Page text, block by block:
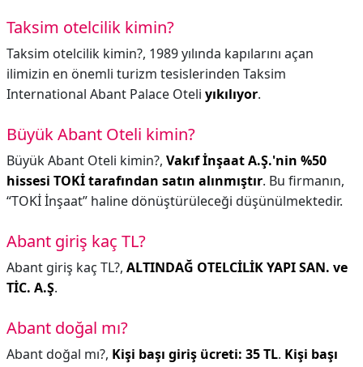
Taksim otelcilik kimin?
Taksim otelcilik kimin?, 1989 yılında kapılarını açan
ilimizin en önemli turizm tesislerinden Taksim
International Abant Palace Oteli yıkılıyor.
Büyük Abant Oteli kimin?
Büyük Abant Oteli kimin?, Vakıf İnşaat A.Ş.'nin %50
hissesi TOKİ tarafından satın alınmıştır. Bu firmanın,
“TOKİ İnşaat” haline dönüştürüleceği düşünülmektedir.
Abant giriş kaç TL?
Abant giriş kaç TL?, ALTINDAĞ OTELCİLİK YAPI SAN. ve
TİC. A.Ş.
Abant doğal mı?
Abant doğal mı?, Kişi başı giriş ücreti: 35 TL. Kişi başı